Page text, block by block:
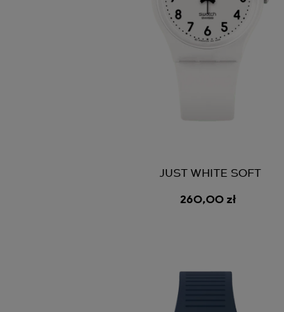
JUST WHITE SOFT
260,00 zł